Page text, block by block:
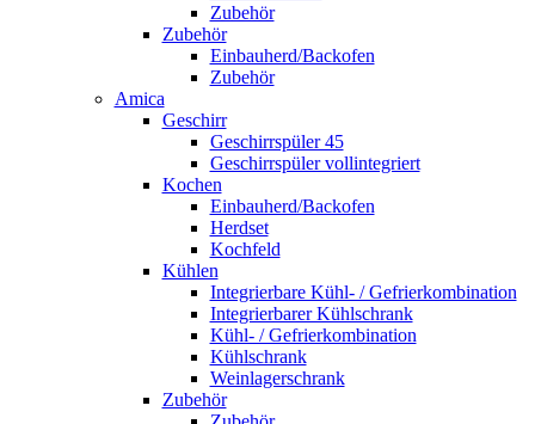
Zubehör
Zubehör
Einbauherd/Backofen
Zubehör
Amica
Geschirr
Geschirrspüler 45
Geschirrspüler vollintegriert
Kochen
Einbauherd/Backofen
Herdset
Kochfeld
Kühlen
Integrierbare Kühl- / Gefrierkombination
Integrierbarer Kühlschrank
Kühl- / Gefrierkombination
Kühlschrank
Weinlagerschrank
Zubehör